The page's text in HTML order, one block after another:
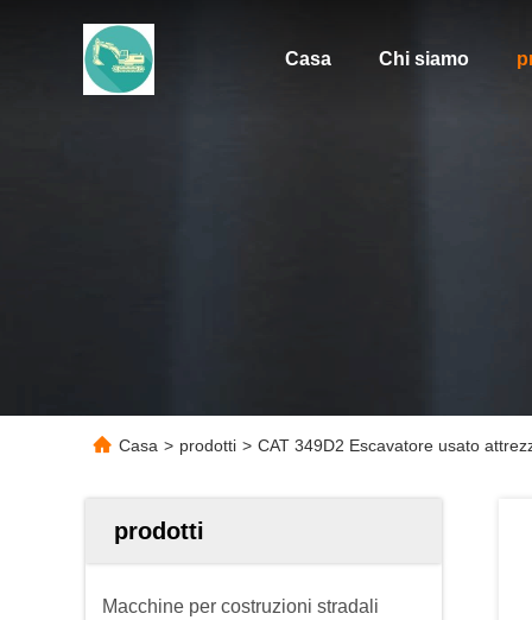
Casa Chi siamo
Casa > prodotti > CAT 349D2 Escavatore usato
prodotti
Macchine per costruzioni stradali